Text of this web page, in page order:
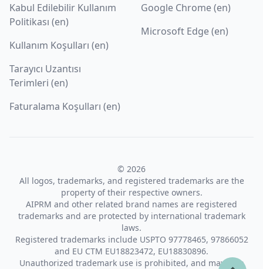
Kabul Edilebilir Kullanım
Politikası (en)
Kullanım Koşulları (en)
Tarayıcı Uzantısı
Terimleri (en)
Faturalama Koşulları (en)
Google Chrome (en)
Microsoft Edge (en)
© 2026
All logos, trademarks, and registered trademarks are the
property of their respective owners.
AIPRM and other related brand names are registered
trademarks and are protected by international trademark
laws.
Registered trademarks include USPTO 97778465, 97866052
and EU CTM EU18823472, EU18830896.
Unauthorized trademark use is prohibited, and may be a